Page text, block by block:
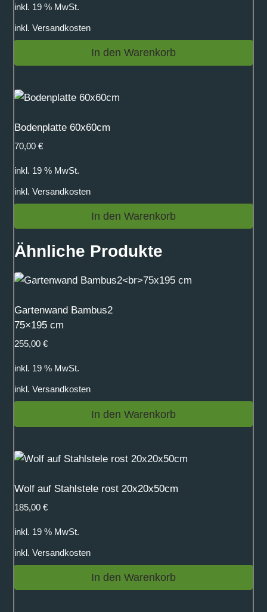
inkl. 19 % MwSt.
inkl. Versandkosten
In den Warenkorb
Bodenplatte 60x60cm
70,00 €
inkl. 19 % MwSt.
inkl. Versandkosten
In den Warenkorb
Ähnliche Produkte
Gartenwand Bambus2
75×195 cm
255,00 €
inkl. 19 % MwSt.
inkl. Versandkosten
In den Warenkorb
Wolf auf Stahlstele rost 20x20x50cm
185,00 €
inkl. 19 % MwSt.
inkl. Versandkosten
In den Warenkorb